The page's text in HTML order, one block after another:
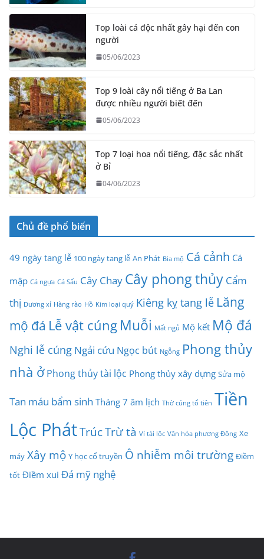
Top loài cá độc nhất gây hại đến con
người
05/06/2023
Top 9 loài cây nổi tiếng ở Ba Lan
được nhiều người biết đến
05/06/2023
Top 7 loại hoa nổi tiếng, đặc sắc nhất
ở Bỉ
04/06/2023
Chủ đề phổ biến
49 ngày tang lễ 100 ngày tang lễ An Phát Bia mộ Cá cảnh Cá
mập Cá ngựa Cá Sấu Cây Chay Cây phong thủy Cẩm
thị Dương xỉ Hàng rào Hồ Kim loại quý Kiêng kỵ tang lễ Lăng
mộ đá Lễ vật cúng Muỗi Mất ngủ Mộ kết Mộ đá
Nghi lễ cúng Ngải cứu Ngọc bút Ngỗng Phong thủy
nhà ở Phong thủy tài lộc Phong thủy xây dựng Sửa mộ
Tan máu bẩm sinh Tháng 7 âm lịch Thờ cúng tổ tiên Tiền
Lộc PhátTrúcTrừ tà Ví tài lộc Văn hóa phương Đông Xe
máy Xây mộ Y học cổ truyền Ô nhiễm môi trường Điềm
tốt Điềm xui Đá mỹ nghệ